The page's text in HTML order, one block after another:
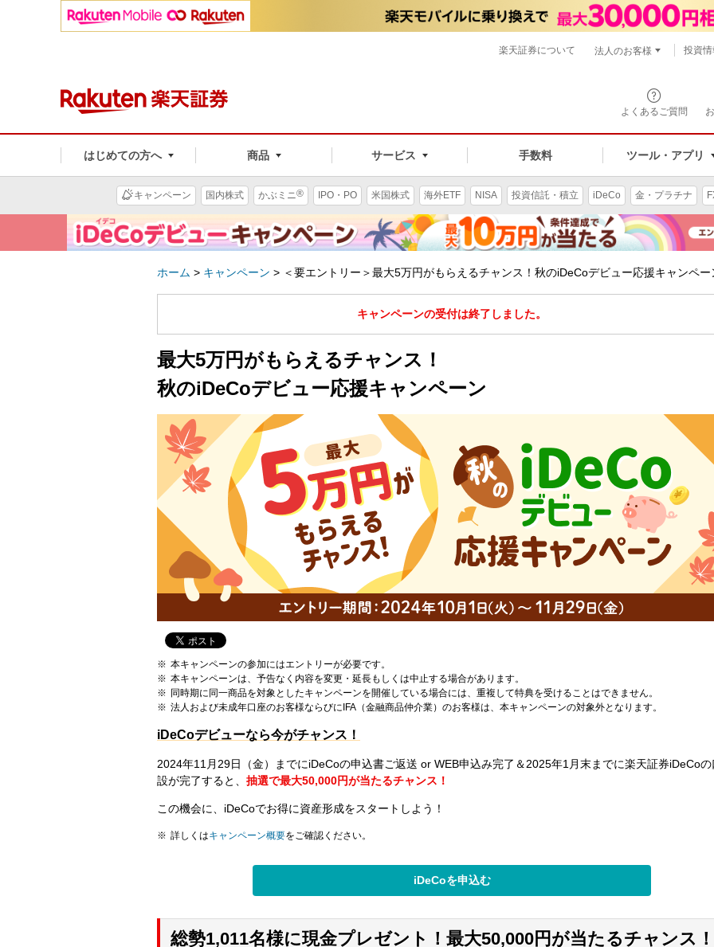
よくあるご質問
はじめての方へ 商品 サービス 手数料 ツール・アプリ
楽天証券について 法人のお客様 投資
キャンペーン 国内株式 かぶミニ® IPO・PO 米国株式 海外ETF NISA 投資信託・積立 iDeCo 金・プラチナ
ホーム > キャンペーン > ＜要エントリー＞最大5万円がもらえるチャンス！秋のiDeCoデビュー応援キャンペー
キャンペーンの受付は終了しました。
最大5万円がもらえるチャンス！
秋のiDeCoデビュー応援キャンペーン
本キャンペーンの参加にはエントリーが必要です。
本キャンペーンは、予告なく内容を変更・延長もしくは中止する場合があります。
同時期に同一商品を対象としたキャンペーンを開催している場合には、重複して特典を受けることはできません。
法人および未成年口座のお客様ならびにIFA（金融商品仲介業）のお客様は、本キャンペーンの対象外となります。
iDeCoデビューなら今がチャンス！
2024年11月29日（金）までにiDeCoの申込書ご返送 or WEB申込み完了＆2025年1月末までに楽天証券iDeCo
設が完了すると、 抽選で最大50,000円が当たるチャンス！
この機会に、iDeCoでお得に資産形成をスタートしよう！
詳しくはキャンペーン概要をご確認ください。
iDeCoを申込む
総勢1,011名様に現金プレゼント！最大50,000円が当たるチャンス！